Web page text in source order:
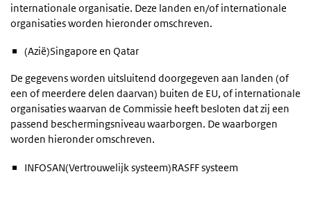
internationale organisatie. Deze landen en/of internationale
organisaties worden hieronder omschreven.
(Azië)Singapore en Qatar
De gegevens worden uitsluitend doorgegeven aan landen (of
een of meerdere delen daarvan) buiten de EU, of internationale
organisaties waarvan de Commissie heeft besloten dat zij een
passend beschermingsniveau waarborgen. De waarborgen
worden hieronder omschreven.
INFOSAN(Vertrouwelijk systeem)RASFF systeem